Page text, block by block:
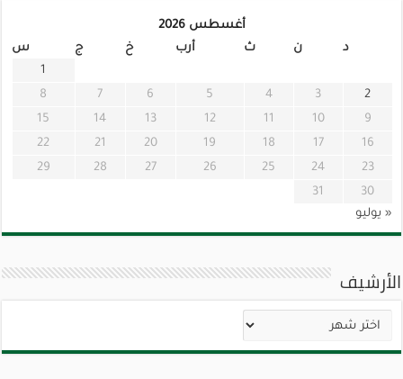
أغسطس 2026
د
ن ث أرب خ ج
س
1
2
3
4
5
6
7
8
9
10
11
12
13
14
15
16
17
18
19
20
21
22
23
24
25
26
27
28
29
30
31
« يوليو
الأرشيف
الأرشيف